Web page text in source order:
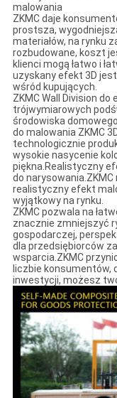
malowania
ZKMC daje
prostsza,
materiałów, na rynku
rozbudowane, koszt
klienci mogą łatwo i
uzyskany efekt 3D
wśród kupujących.
ZKMC Wall Division
trójwymiarowych
środowiska
do malowania ZKMC
technologicznie
wysokie nasycenie
piękna.Realistyczny
do
realistyczny efekt
wyjątkowy na rynku.
ZKMC pozwala na
znacznie zmniejszyć
gospodarczej,
dla przedsiębiorców
wsparcia.ZKMC
liczbie konsumentów,
inwestycji, możesz